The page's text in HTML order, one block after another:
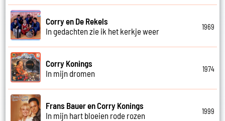
Corry en De Rekels
In gedachten zie ik het kerkje weer
1969
Corry Konings
In mijn dromen
1974
Frans Bauer en Corry Konings
In mijn hart bloeien rode rozen
1999